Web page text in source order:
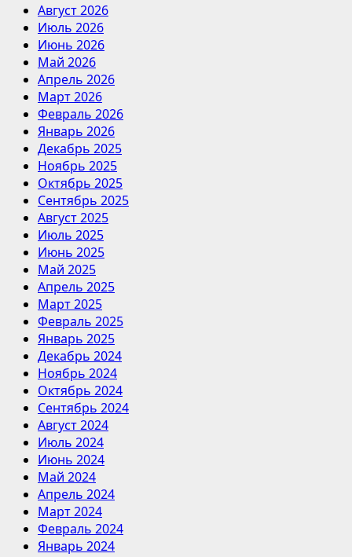
Август 2026
Июль 2026
Июнь 2026
Май 2026
Апрель 2026
Март 2026
Февраль 2026
Январь 2026
Декабрь 2025
Ноябрь 2025
Октябрь 2025
Сентябрь 2025
Август 2025
Июль 2025
Июнь 2025
Май 2025
Апрель 2025
Март 2025
Февраль 2025
Январь 2025
Декабрь 2024
Ноябрь 2024
Октябрь 2024
Сентябрь 2024
Август 2024
Июль 2024
Июнь 2024
Май 2024
Апрель 2024
Март 2024
Февраль 2024
Январь 2024